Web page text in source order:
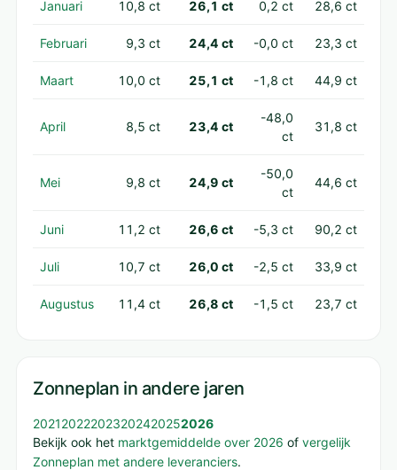
Januari 10,8 ct 26,1 ct 0,2 ct 28,6 ct
Februari 9,3 ct 24,4 ct -0,0 ct 23,3 ct
Maart 10,0 ct 25,1 ct -1,8 ct 44,9 ct
April 8,5 ct 23,4 ct
-48,0
ct
31,8 ct
Mei 9,8 ct 24,9 ct
-50,0
ct
44,6 ct
Juni 11,2 ct 26,6 ct -5,3 ct 90,2 ct
Juli 10,7 ct 26,0 ct -2,5 ct 33,9 ct
Augustus 11,4 ct 26,8 ct -1,5 ct 23,7 ct
Zonneplan in andere jaren
202120222023202420252026
Bekijk ook het marktgemiddelde over 2026 of vergelijk
Zonneplan met andere leveranciers.